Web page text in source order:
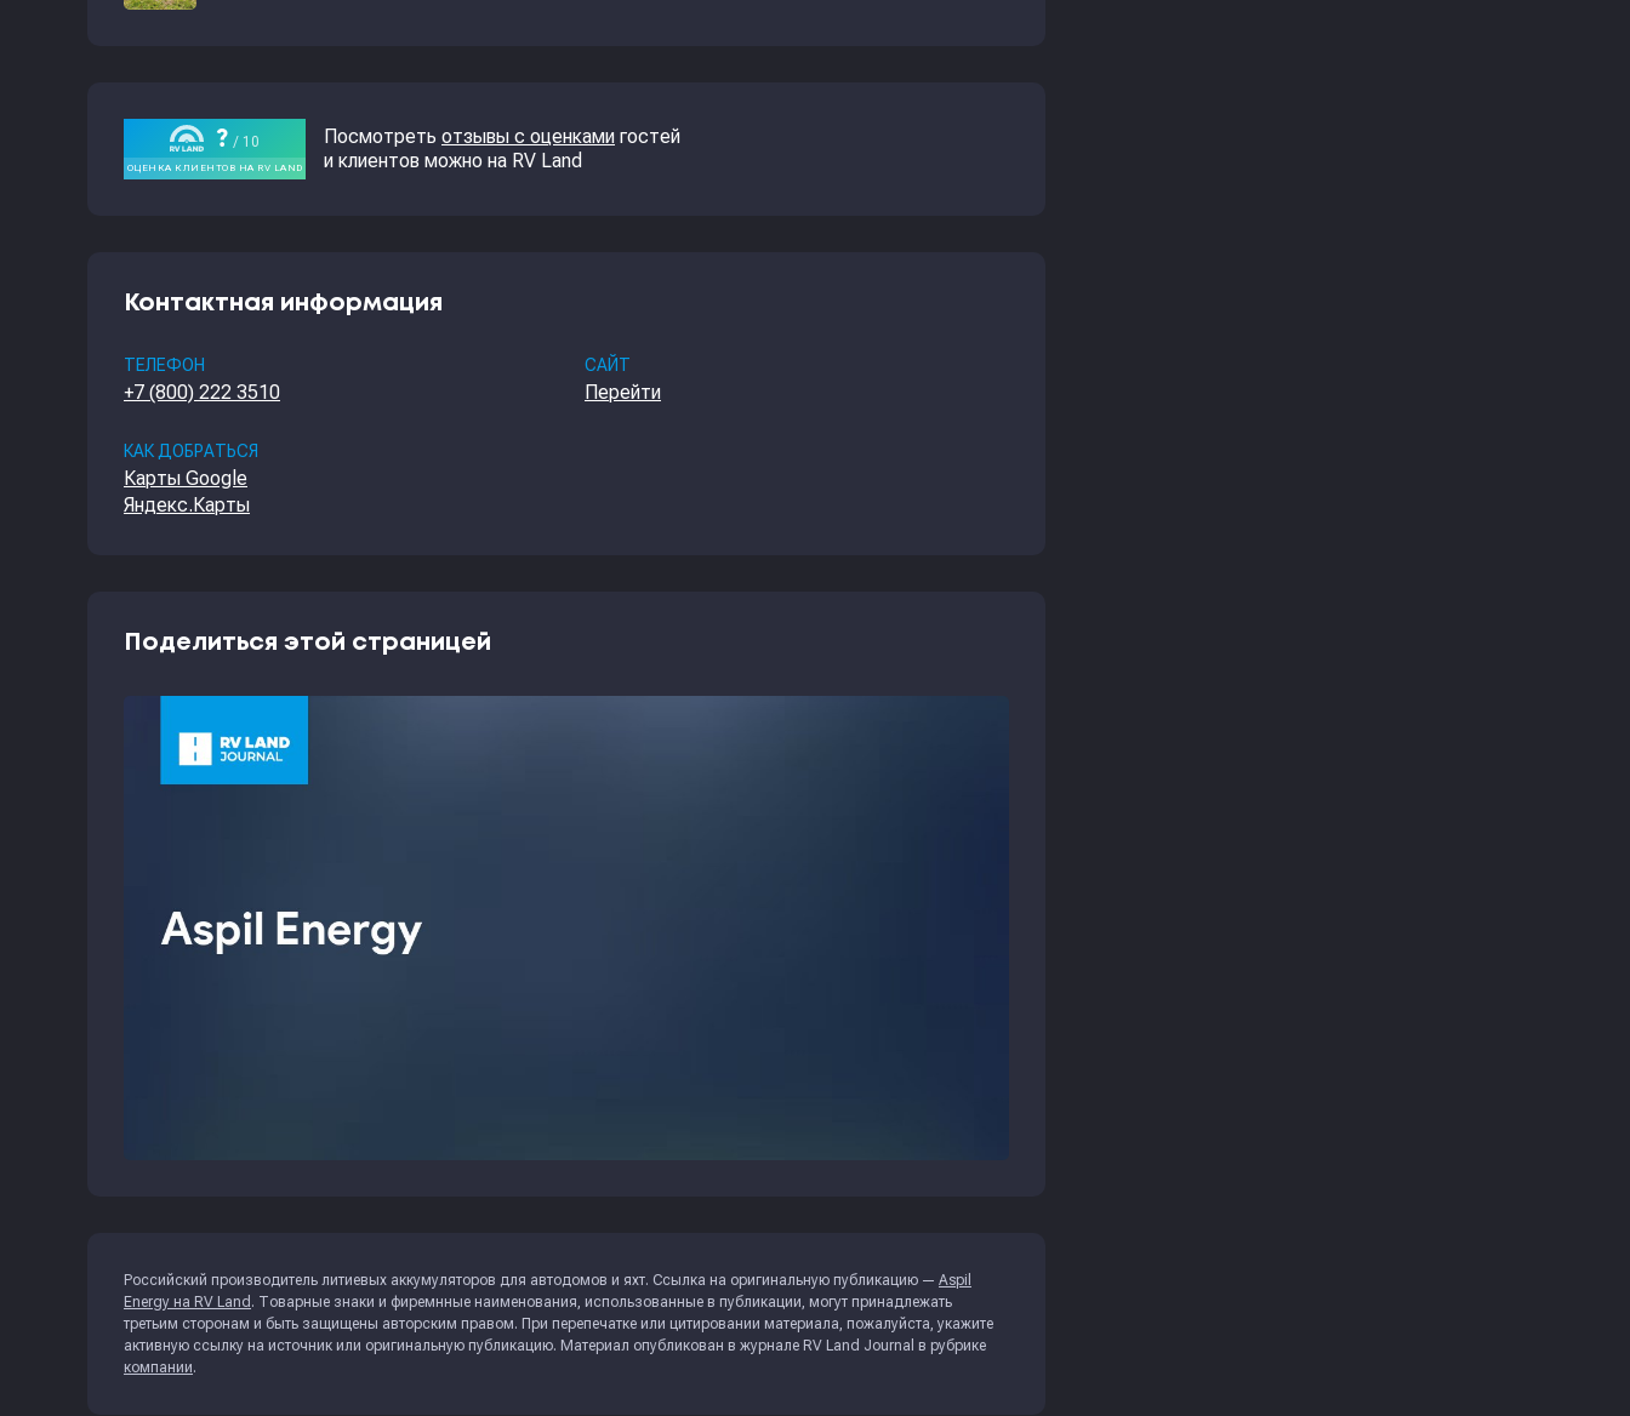
Посмотреть отзывы с оценками гостей
и клиентов можно на RV Land
Контактная информация
ТЕЛЕФОН
+7 (800) 222 3510
САЙТ
Перейти
КАК ДОБРАТЬСЯ
Карты Google
Яндекс.Карты
Поделиться этой страницей
Российский производитель литиевых аккумуляторов для автодомов и яхт. Ссылка на оригинальную публикацию — Aspil
Energy на RV Land . Товарные знаки и фиремнные наименования, использованные в публикации, могут принадлежать
третьим сторонам и быть защищены авторским правом. При перепечатке или цитировании материала, пожалуйста, укажите
активную ссылку на источник или оригинальную публикацию. Материал опубликован в журнале RV Land Journal в рубрике
компании.